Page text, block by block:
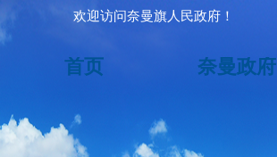
欢迎访问奈曼旗人民政府！
首页 奈曼政府